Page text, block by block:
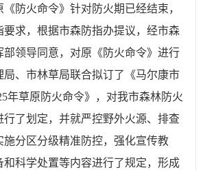
防火命令》针对防火期已经结束，
要求，根据市森防指办提议，经市森
部领导同意，对原《防火命令》进行
局、市林草局联合拟订了《马尔康市
年草原防火命令》，对我市森林防火
行了划定，并就严控野外火源、排查
施分区分级精准防控，强化宣传教
和科学处置等内容进行了规定，形成